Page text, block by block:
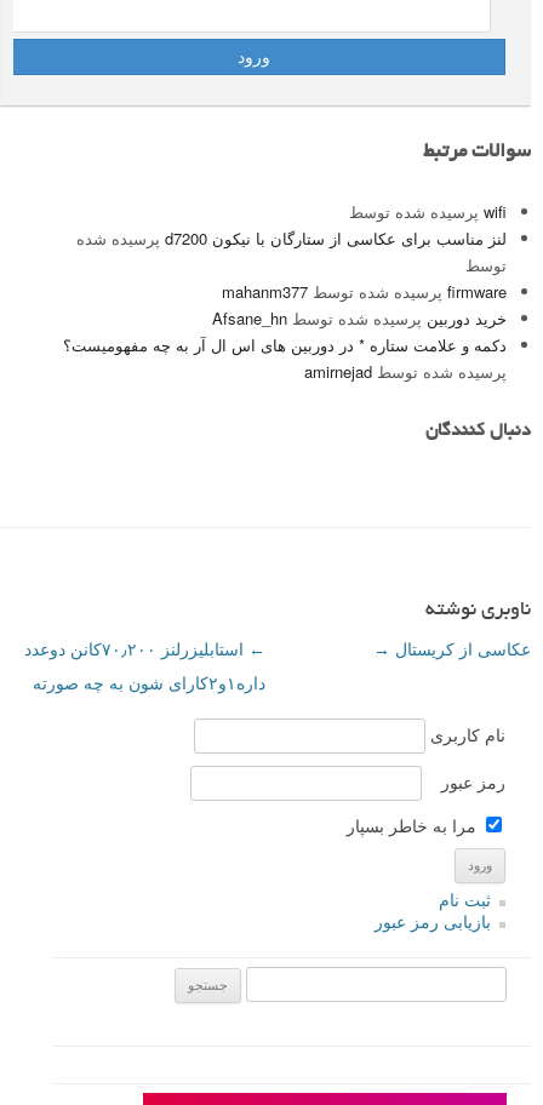
سوالات مرتبط
wifi پرسیده شده توسط
لنز مناسب برای عکاسی از ستارگان با نیکون d7200
پرسیده شده
توسط
firmware پرسیده شده توسط mahanm377
خرید دوربین پرسیده شده توسط Afsane_hn
دکمه و علامت ستاره * در دوربین های اس ال آر به چه مفهومیست؟
پرسیده شده توسط amirnejad
دنبال کنندگان
ناوبری نوشته
←
استابلیزرلنز ۷۰٫۲۰۰کانن دوعدد
داره۱و۲کارای شون به چه صورته
عکاسی از کریستال →
نام کاربری
رمز عبور
مرا به خاطر بسپار
ثبت نام
بازیابی رمز عبور